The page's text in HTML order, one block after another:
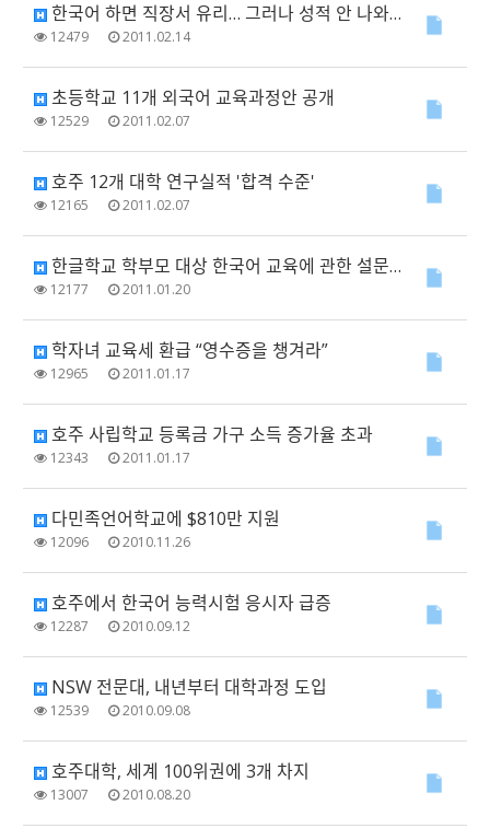
한국어 하면 직장서 유리… 그러나 성적 안 나와 HSC 선택은 적어
12479 2011.02.14
초등학교 11개 외국어 교육과정안 공개
12529 2011.02.07
호주 12개 대학 연구실적 '합격 수준'
12165 2011.02.07
한글학교 학부모 대상 한국어 교육에 관한 설문조사
12177 2011.01.20
학자녀 교육세 환급 “영수증을 챙겨라”
12965 2011.01.17
호주 사립학교 등록금 가구 소득 증가율 초과
12343 2011.01.17
다민족언어학교에 $810만 지원
12096 2010.11.26
호주에서 한국어 능력시험 응시자 급증
12287 2010.09.12
NSW 전문대, 내년부터 대학과정 도입
12539 2010.09.08
호주대학, 세계 100위권에 3개 차지
13007 2010.08.20